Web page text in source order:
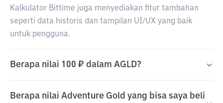
Kalkulator Bittime juga menyediakan fitur tambahan
seperti data historis dan tampilan UI/UX yang baik
untuk pengguna.
Berapa nilai 100 ₽ dalam AGLD?
Berapa nilai Adventure Gold yang bisa saya beli